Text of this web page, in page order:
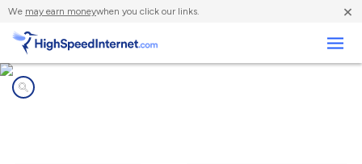
We may earn moneywhen you click our links. ×